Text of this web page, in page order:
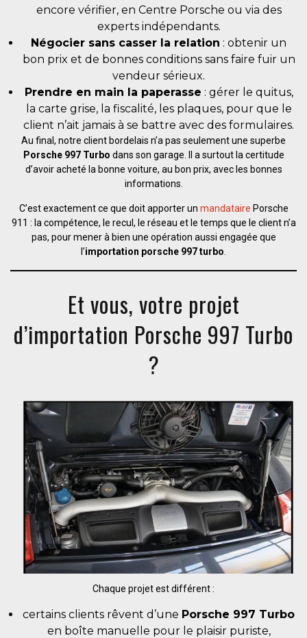
encore vérifier, en Centre Porsche ou via des
experts indépendants.
Négocier sans casser la relation : obtenir un
bon prix et de bonnes conditions sans faire fuir un
vendeur sérieux.
Prendre en main la paperasse : gérer le quitus,
la carte grise, la fiscalité, les plaques, pour que le
client n’ait jamais à se battre avec des formulaires.
Au final, notre client bordelais n’a pas seulement une superbe
Porsche 997 Turbo dans son garage. Il a surtout la certitude
d’avoir acheté la bonne voiture, au bon prix, avec les bonnes
informations.
C’est exactement ce que doit apporter un mandataire Porsche
911 : la compétence, le recul, le réseau et le temps que le client n’a
pas, pour mener à bien une opération aussi engagée que
l’importation porsche 997 turbo
Et vous, votre projet
d’importation Porsche 997 Turbo
?
Chaque projet est différent :
certains clients rêvent d’une Porsche 997 Turbo
en boîte manuelle pour le plaisir puriste,